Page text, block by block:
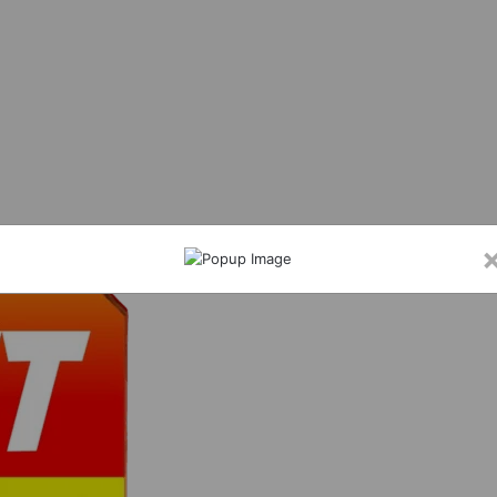
प्रोत्साहन राशि हेतु 31 अगस्त तक आवेदन आमंत्रित